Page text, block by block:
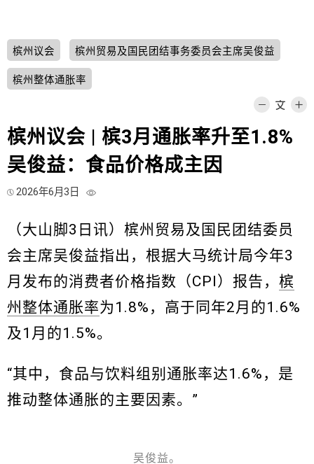
槟州议会 槟州贸易及国民团结事务委员会主席吴俊益
槟州整体通胀率
槟州议会 | 槟3月通胀率升至1.8%
吴俊益：食品价格成主因
2026年6月3日
（大山脚3日讯）槟州贸易及国民团结委员
会主席吴俊益指出，根据大马统计局今年3
月发布的消费者价格指数（CPI）报告， 槟
州整体通胀率为1.8%，高于同年2月的1.6%
及1月的1.5%。
“其中，食品与饮料组别通胀率达1.6%，是
推动整体通胀的主要因素。”
吴俊益。